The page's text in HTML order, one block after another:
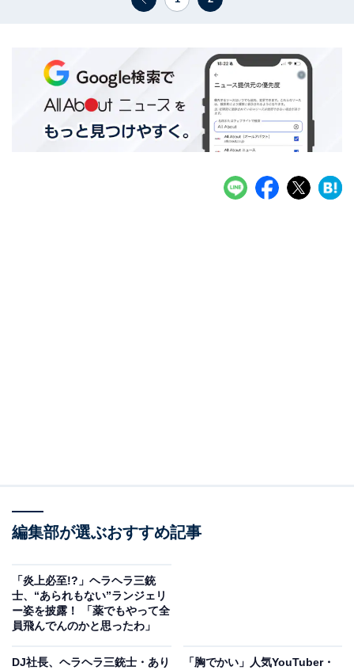
編集部が選ぶおすすめ記事
「炎上必至!?」ヘラヘラ三銃
士、“あられもない”ランジェリ
ー姿を披露！ 「薬でもやって全
員飛んでんのかと思ったわ」
DJ社長、ヘラヘラ三銃士・あり
「胸でかい」人気YouTuber・